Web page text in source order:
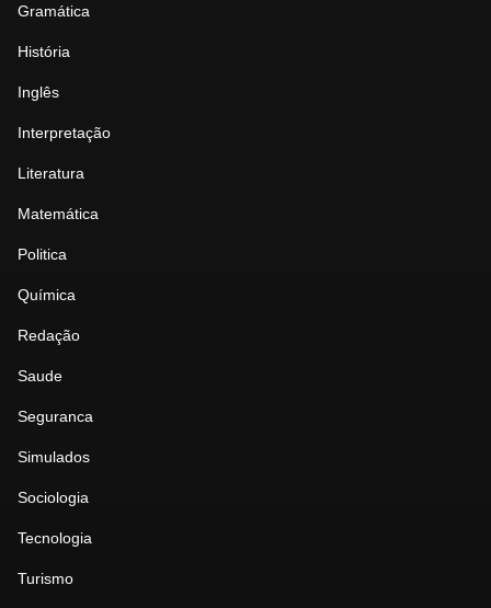
Gramática
História
Inglês
Interpretação
Literatura
Matemática
Politica
Química
Redação
Saude
Seguranca
Simulados
Sociologia
Tecnologia
Turismo